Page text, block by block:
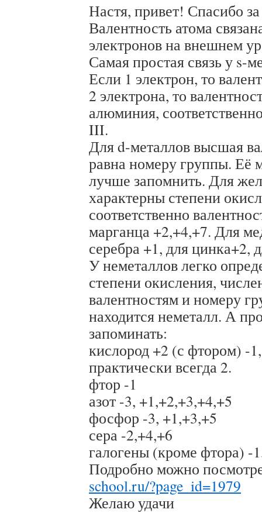
Настя, привет! Спасибо
Валентность атома
электронов на внешнем
Самая простая связь у s-
Если 1 электрон, то
2 электрона, то
алюминия,
III.
Для d-металлов высшая
равна номеру группы. Её
лучше запомнить. Для
характерны степени
соответственно
марганца +2,+4,+7. Для
серебра +1, для цинка+2,
У неметаллов легко
степени окисления,
валентностям и номеру
находится неметалл. А
запоминать:
кислород +2 (с фтором) -
практически всегда 2.
фтор -1
азот -3, +1,+2,+3,+4,+5
фосфор -3, +1,+3,+5
сера -2,+4,+6
галогены (кроме фтора) -
Подробно можно
school.ru/?page_id=1979
Желаю удачи